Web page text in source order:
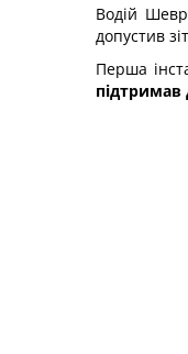
Водій
допустив
Перша
підтримав